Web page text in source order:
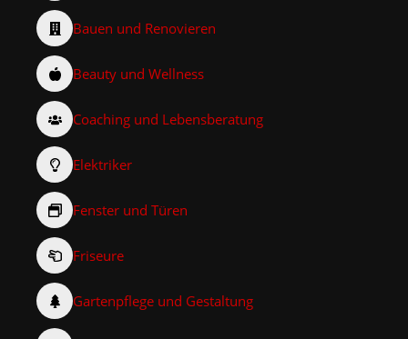
Bauen und Renovieren
Beauty und Wellness
Coaching und Lebensberatung
Elektriker
Fenster und Türen
Friseure
Gartenpflege und Gestaltung